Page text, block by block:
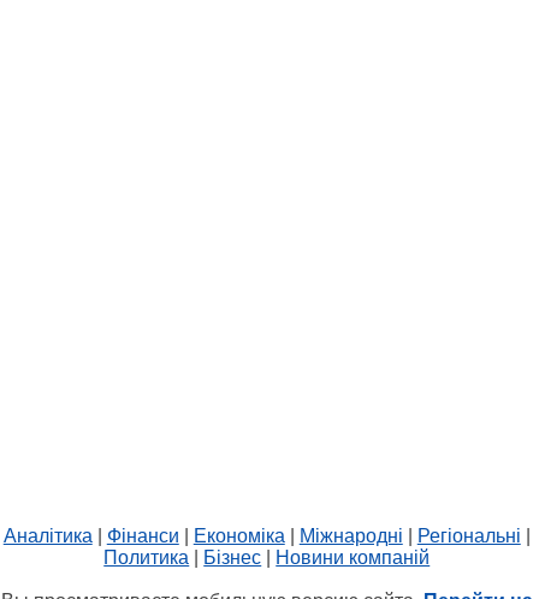
Аналітика Фінанси Економіка Міжнародні Регіональні
Политика
Бізнес Новини компаній